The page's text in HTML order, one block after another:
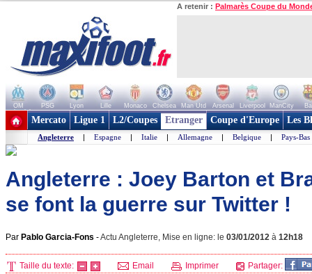
A retenir : Palmarès Coupe du
OM PSG Lyon Lille Monaco Chelsea Man Utd Arsenal Liverpool ManCity
+ de clubs
Mercato Ligue 1 L2/Coupes Etranger Coupe d'Europe Les
Angleterre | Espagne | Italie | Allemagne | Belgique | Pays-Bas
Angleterre : Joey Barton et
se font la guerre sur Twitter !
Par Pablo Garcia-Fons -Actu Angleterre, Mise en ligne: le 03/01/2012 à 12h18
Taille du texte: Email Imprimer Partager: